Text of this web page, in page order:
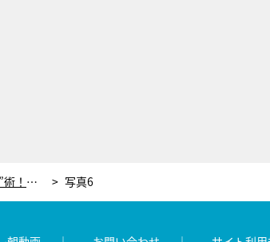
ベストコスメでつくる“イマっぽメイク”術！ MC蛯原友里も「イメージが変わる」と絶賛 写真6